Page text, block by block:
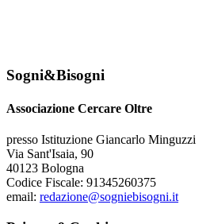
Sogni&Bisogni
Associazione Cercare Oltre
presso Istituzione Giancarlo Minguzzi
Via Sant'Isaia, 90
40123 Bologna
Codice Fiscale: 91345260375
email: redazione@sogniebisogni.it